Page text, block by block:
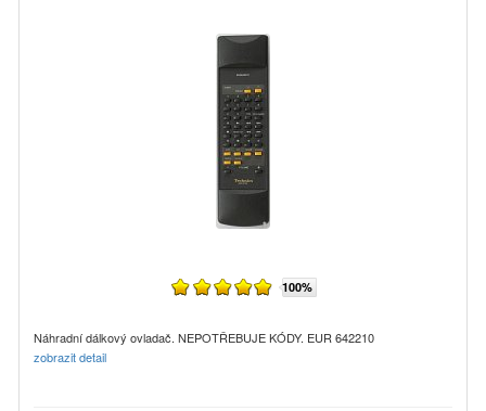
100%
Náhradní dálkový ovladač. NEPOTŘEBUJE KÓDY. EUR 642210
zobrazit detail